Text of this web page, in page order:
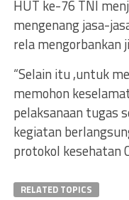
HUT ke-76 TNI
mengenang jasa-
rela mengorbankan
“Selain itu ,untuk
memohon
pelaksanaan tugas
kegiatan
protokol kesehatan
RELATED TOPICS